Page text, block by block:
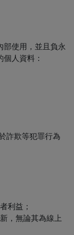
部使用，並且負永
人資料：
詐欺等犯罪行為
利益；
，無論其為線上